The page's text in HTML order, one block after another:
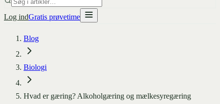
Log indGratis prøvetime
Blog
Biologi
Hvad er gæring? Alkoholgæring og mælkesyregæring